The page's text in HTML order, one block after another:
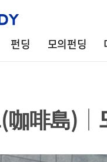
펀딩 모의펀딩
咖啡島)│